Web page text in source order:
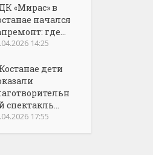
«Мирас» в
начался
где...
14:25
дети
спектакль...
17:55